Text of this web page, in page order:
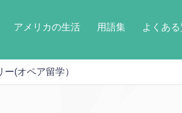
アメリカの生活 用語集 よくあ
(オペア留学）